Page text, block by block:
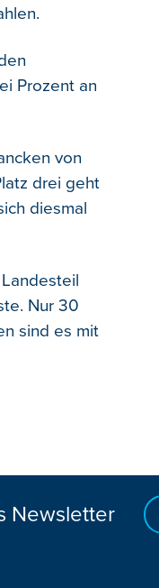
Prozent an
von
drei geht
diesmal
Nur 30
sind es mit
Newsletter